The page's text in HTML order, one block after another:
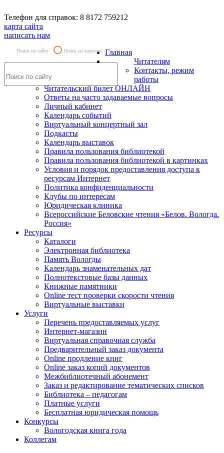
Телефон для справок: 8 8172 759212
карта сайта
написать нам
Поиск по сайту Поиск по каталогу Главная
Читателям
Контакты, режим
работы
Читательский билет ОНЛАЙН
Ответы на часто задаваемые вопросы
Личный кабинет
Календарь событий
Виртуальный концертный зал
Подкасты
Календарь выставок
Правила пользования библиотекой
Правила пользования библиотекой в картинках
Условия и порядок предоставления доступа к
ресурсам Интернет
Политика конфиденциальности
Клубы по интересам
Юридическая клиника
Всероссийские Беловские чтения «Белов. Вологда.
Россия»
Ресурсы
Каталоги
Электронная библиотека
Память Вологды
Календарь знаменательных дат
Полнотекстовые базы данных
Книжные памятники
Online тест проверки скорости чтения
Виртуальные выставки
Услуги
Перечень предоставляемых услуг
Интернет-магазин
Виртуальная справочная служба
Предварительный заказ документа
Online продление книг
Online заказ копий документов
Межбиблиотечный абонемент
Заказ и редактирование тематических списков
Библиотека – педагогам
Платные услуги
Бесплатная юридическая помощь
Конкурсы
Вологодская книга года
Коллегам